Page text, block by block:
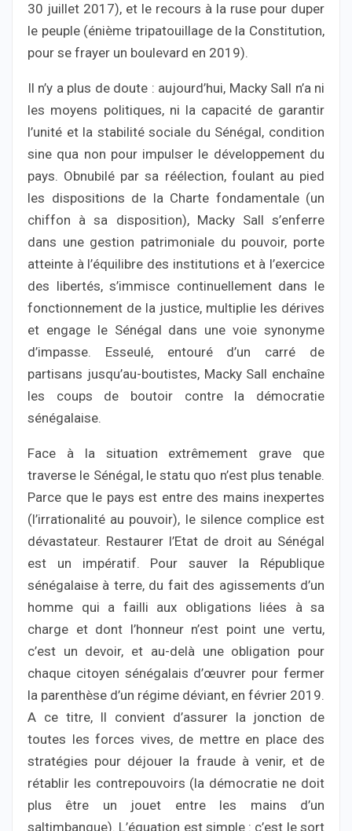
30 juillet 2017), et le recours à la ruse pour duper
le peuple (énième tripatouillage de la Constitution,
pour se frayer un boulevard en 2019).
Il n’y a plus de doute : aujourd’hui, Macky Sall n’a ni
les moyens politiques, ni la capacité de garantir
l’unité et la stabilité sociale du Sénégal, condition
sine qua non pour impulser le développement du
pays. Obnubilé par sa réélection, foulant au pied
les dispositions de la Charte fondamentale (un
chiffon à sa disposition), Macky Sall s’enferre
dans une gestion patrimoniale du pouvoir, porte
atteinte à l’équilibre des institutions et à l’exercice
des libertés, s’immisce continuellement dans le
fonctionnement de la justice, multiplie les dérives
et engage le Sénégal dans une voie synonyme
d’impasse. Esseulé, entouré d’un carré de
partisans jusqu’au-boutistes, Macky Sall enchaîne
les coups de boutoir contre la démocratie
sénégalaise.
Face à la situation extrêmement grave que
traverse le Sénégal, le statu quo n’est plus tenable.
Parce que le pays est entre des mains inexpertes
(l’irrationalité au pouvoir), le silence complice est
dévastateur. Restaurer l’Etat de droit au Sénégal
est un impératif. Pour sauver la République
sénégalaise à terre, du fait des agissements d’un
homme qui a failli aux obligations liées à sa
charge et dont l’honneur n’est point une vertu,
c’est un devoir, et au-delà une obligation pour
chaque citoyen sénégalais d’œuvrer pour fermer
la parenthèse d’un régime déviant, en février 2019.
A ce titre, Il convient d’assurer la jonction de
toutes les forces vives, de mettre en place des
stratégies pour déjouer la fraude à venir, et de
rétablir les contrepouvoirs (la démocratie ne doit
plus être un jouet entre les mains d’un
saltimbanque). L’équation est simple : c’est le sort